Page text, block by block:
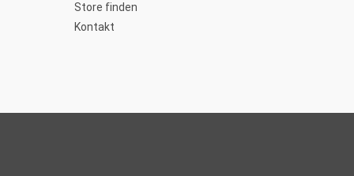
Store finden
Kontakt